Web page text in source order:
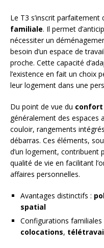
Le T3 s’inscrit parfaitement
familiale. Il permet
nécessiter un
besoin d’un espace de
proche. Cette capacité
l’existence en fait un choix
leur logement dans une
Du point de vue du
généralement des espaces
couloir, rangements
débarras. Ces éléments,
d’un logement, contribuent
qualité de vie en facilitant
affaires personnelles.
Avantages distinctifs :
spatial
Configurations familiales
colocations,